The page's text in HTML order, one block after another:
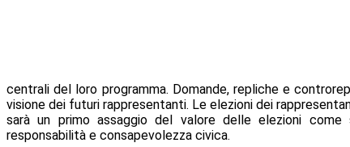
centrali del loro programma. Domande, repliche e
visione dei futuri rappresentanti. Le elezioni dei
sarà un primo assaggio del valore delle elezioni come
responsabilità e consapevolezza civica.